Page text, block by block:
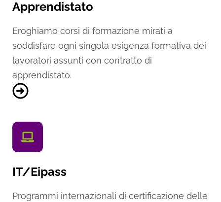
Apprendistato
Eroghiamo corsi di formazione mirati a
soddisfare ogni singola esigenza formativa dei
lavoratori assunti con contratto di
apprendistato.
IT/Eipass
Programmi internazionali di certificazione delle